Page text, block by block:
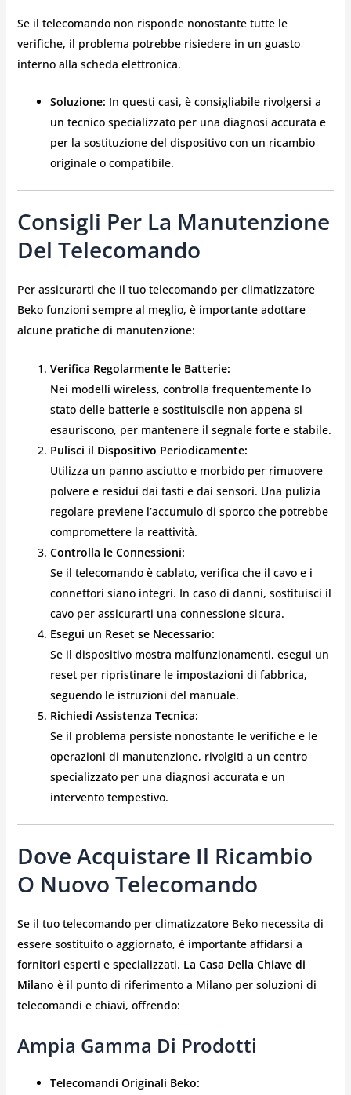
Se il telecomando non risponde nonostante tutte le
verifiche, il problema potrebbe risiedere in un guasto
interno alla scheda elettronica.
Soluzione: In questi casi, è consigliabile rivolgersi a
un tecnico specializzato per una diagnosi accurata e
per la sostituzione del dispositivo con un ricambio
originale o compatibile.
Consigli Per La Manutenzione
Del Telecomando
Per assicurarti che il tuo telecomando per climatizzatore
Beko funzioni sempre al meglio, è importante adottare
alcune pratiche di manutenzione:
Verifica Regolarmente le Batterie:
Nei modelli wireless, controlla frequentemente lo
stato delle batterie e sostituiscile non appena si
esauriscono, per mantenere il segnale forte e stabile.
Pulisci il Dispositivo Periodicamente:
Utilizza un panno asciutto e morbido per rimuovere
polvere e residui dai tasti e dai sensori. Una pulizia
regolare previene l’accumulo di sporco che potrebbe
compromettere la reattività.
Controlla le Connessioni:
Se il telecomando è cablato, verifica che il cavo e i
connettori siano integri. In caso di danni, sostituisci il
cavo per assicurarti una connessione sicura.
Esegui un Reset se Necessario:
Se il dispositivo mostra malfunzionamenti, esegui un
reset per ripristinare le impostazioni di fabbrica,
seguendo le istruzioni del manuale.
Richiedi Assistenza Tecnica:
Se il problema persiste nonostante le verifiche e le
operazioni di manutenzione, rivolgiti a un centro
specializzato per una diagnosi accurata e un
intervento tempestivo.
Dove Acquistare Il Ricambio
O Nuovo Telecomando
Se il tuo telecomando per climatizzatore Beko necessita di
essere sostituito o aggiornato, è importante affidarsi a
fornitori esperti e specializzati. La Casa Della Chiave di
Milano è il punto di riferimento a Milano per soluzioni di
telecomandi e chiavi, offrendo:
Ampia Gamma Di Prodotti
Telecomandi Originali Beko: